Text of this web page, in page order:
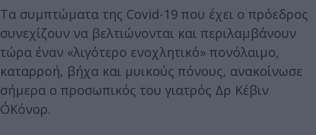
Τα συμπτώματα της Covid-19 που έχει ο πρόεδρος
συνεχίζουν να βελτιώνονται και περιλαμβάνουν
τώρα έναν «λιγότερο ενοχλητικό» πονόλαιμο,
καταρροή, βήχα και μυικούς πόνους, ανακοίνωσε
σήμερα ο προσωπικός του γιατρός Δρ Κέβιν
Ο΄Κόνορ.